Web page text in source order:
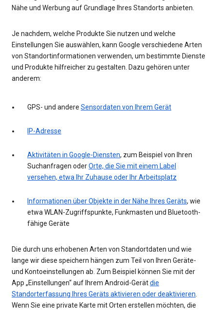
Nähe und Werbung auf Grundlage Ihres Standorts anbieten.
Je nachdem, welche Produkte Sie nutzen und welche
Einstellungen Sie auswählen, kann Google verschiedene Arten
von Standortinformationen verwenden, um bestimmte Dienste
und Produkte hilfreicher zu gestalten. Dazu gehören unter
anderem:
GPS- und andere Sensordaten von Ihrem Gerät
IP-Adresse
Aktivitäten in Google-Diensten, zum Beispiel von Ihren
Suchanfragen oderOrte, die Sie mit einem Label
versehen, etwa Ihr Zuhause oder Ihr Arbeitsplatz
Informationen über Objekte in der Nähe Ihres Geräts, wie
etwa WLAN-Zugriffspunkte, Funkmasten und Bluetooth-
fähige Geräte
Die durch uns erhobenen Arten von Standortdaten und wie
lange wir diese speichern hängen zum Teil von Ihren Geräte-
und Kontoeinstellungen ab. Zum Beispiel können Sie mit der
App „Einstellungen“ auf Ihrem Android-Gerätdie
Standorterfassung Ihres Geräts aktivieren oder deaktivieren
Wenn Sie eine private Karte mit Orten erstellen möchten, die